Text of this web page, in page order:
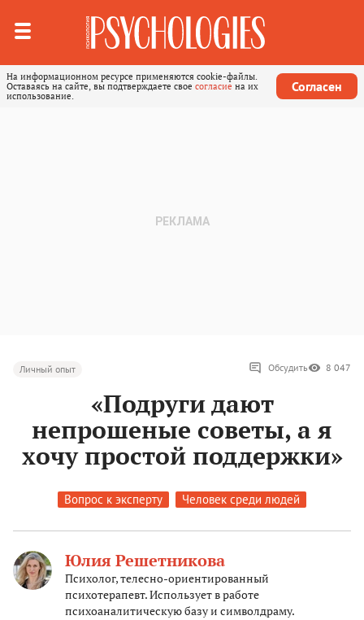
На информационном ресурсе применяются cookie-файлы.
Оставаясь на сайте, вы подтверждаете свое согласие на их
использование.
Согласен
Личный опыт Обсудить 8 047
«Подруги дают
непрошеные советы, а я
хочу простой поддержки»
Вопрос к эксперту Человек среди людей
Юлия Решетникова
Психолог, телесно-ориентированный
психотерапевт. Использует в работе
психоаналитическую базу и символдраму.